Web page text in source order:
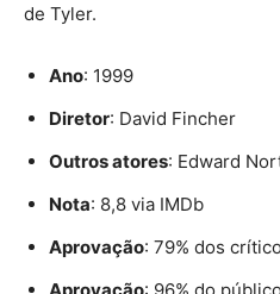
de Tyler.
Ano: 1999
Diretor: David Fincher
Outros atores: Edward
Nota: 8,8 via IMDb
Aprovação: 79% dos
Aprovação: 96% do